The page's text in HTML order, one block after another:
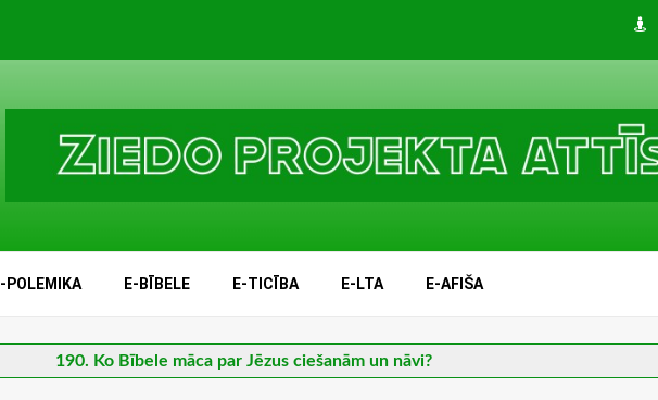
POLEMIKA E-BĪBELE E-TICĪBA E-LTA E-AFIŠA
190. Ko Bībele māca par Jēzus ciešanām un nāvi?